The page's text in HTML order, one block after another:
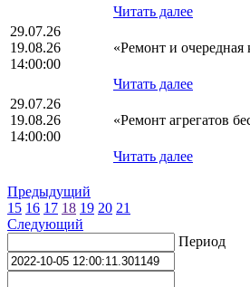
Читать далее
29.07.26
19.08.26
14:00:00
«Ремонт и
Читать далее
29.07.26
19.08.26
14:00:00
«Ремонт агрегатов
Читать далее
Предыдущий
15 16 17 18 19 20 21
Следующий
Период